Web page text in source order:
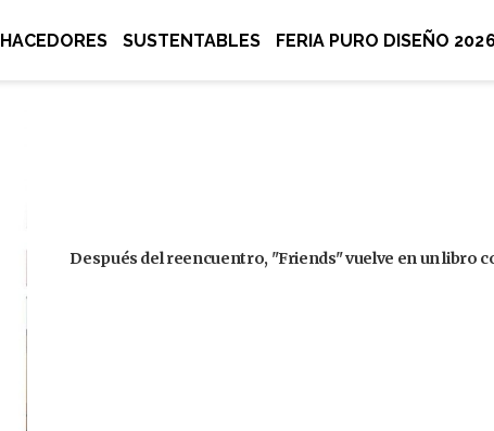
HACEDORES SUSTENTABLES FERIA PURO DISEÑO
Después del reencuentro, "Friends" vuelve en un libro